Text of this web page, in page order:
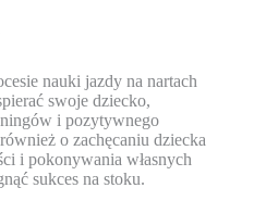
nauki jazdy na nartach
swoje dziecko,
i pozytywnego
o zachęcaniu dziecka
i pokonywania własnych
sukces na stoku.